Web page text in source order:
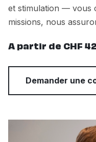
et stimulation — vous
missions, nous
A partir de CHF
Demander une